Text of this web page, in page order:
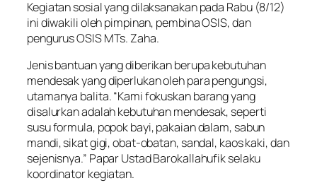
Kegiatan sosial yang dilaksanakan pada Rabu (8/12)
ini diwakili oleh pimpinan, pembina OSIS, dan
pengurus OSIS MTs. Zaha.
Jenis bantuan yang diberikan berupa kebutuhan
mendesak yang diperlukan oleh para pengungsi,
utamanya balita. “Kami fokuskan barang yang
disalurkan adalah kebutuhan mendesak, seperti
susu formula, popok bayi, pakaian dalam, sabun
mandi, sikat gigi, obat-obatan, sandal, kaos kaki, dan
sejenisnya.” Papar Ustad Barokallahufik selaku
koordinator kegiatan.